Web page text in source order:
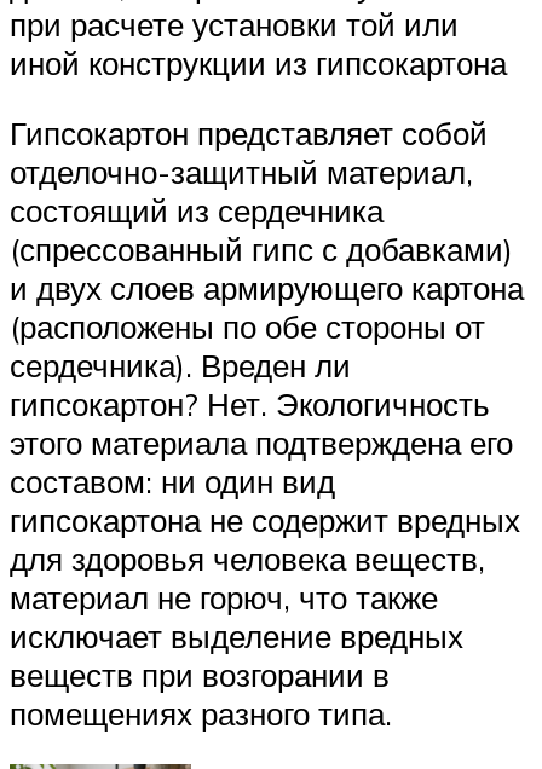
при расчете установки той или
иной конструкции из гипсокартона
Гипсокартон представляет собой
отделочно-защитный материал,
состоящий из сердечника
(спрессованный гипс с добавками)
и двух слоев армирующего картона
(расположены по обе стороны от
сердечника). Вреден ли
гипсокартон? Нет. Экологичность
этого материала подтверждена его
составом: ни один вид
гипсокартона не содержит вредных
для здоровья человека веществ,
материал не горюч, что также
исключает выделение вредных
веществ при возгорании в
помещениях разного типа.